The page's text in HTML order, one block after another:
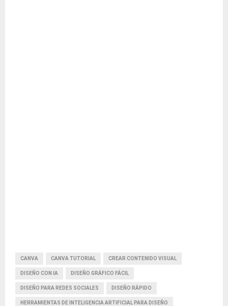
CANVA CANVA TUTORIAL CREAR CONTENIDO VISUAL
DISEÑO CON IA DISEÑO GRÁFICO FÁCIL
DISEÑO PARA REDES SOCIALES DISEÑO RÁPIDO
HERRAMIENTAS DE INTELIGENCIA ARTIFICIAL PARA DISEÑO